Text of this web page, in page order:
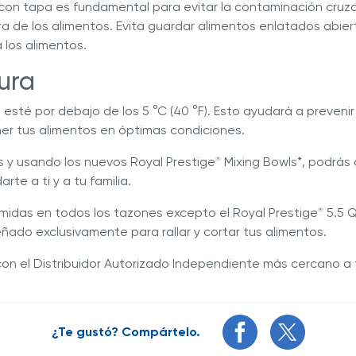
tapa es fundamental para evitar la contaminación
de los alimentos. Evita guardar alimentos enlatados
alimentos.
por debajo de los 5 °C (40 °F). Esto ayudará a
tus alimentos en óptimas condiciones.
usando los nuevos Royal Prestige® Mixing Bowls*,
a ti y a tu familia.
en todos los tazones excepto el Royal Prestige® 5.5
exclusivamente para rallar y cortar tus alimentos.
el Distribuidor Autorizado Independiente más cercano
¿Te gustó? Compártelo.